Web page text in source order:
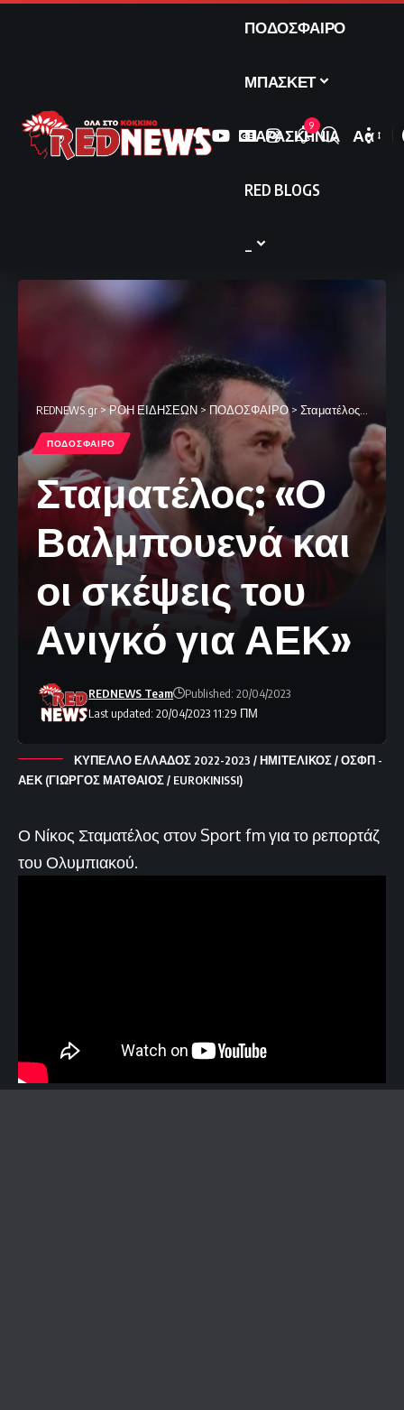
ΠΟΔΟΣΦΑΙΡΟ
ΜΠΑΣΚΕΤ
ΠΑΡΑΣΚΗΝΙΑ
RED BLOGS
9
Font
Αα
REDNEWS.gr>ΡΟΗ ΕΙΔΗΣΕΩΝ > ΠΟΔΟΣΦΑΙΡΟ> Σταματέλος: «Ο Βαλμπουενά και οι σκέψεις του Ανιγκό για ΑΕΚ»
ΠΟΔΟΣΦΑΙΡΟ
Σταματέλος: «Ο
Βαλμπουενά και
οι σκέψεις του
Ανιγκό για ΑΕΚ»
Last updated: 20/04/2023 11:29 ΠΜ
REDNEWS Team Published: 20/04/2023
ΚΥΠΕΛΛΟ ΕΛΛΑΔΟΣ 2022-2023 / ΗΜΙΤΕΛΙΚΟΣ / ΟΣΦΠ -
ΑΕΚ (ΓΙΩΡΓΟΣ ΜΑΤΘΑΙΟΣ / EUROKINISSI)
Ο Νίκος Σταματέλος στον Sport fm για το ρεπορτάζ
του Ολυμπιακού.